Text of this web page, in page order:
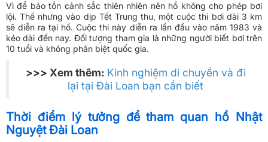
Vì để bảo tồn cảnh sắc thiên nhiên nên hồ không cho phép bơi
lội. Thế nhưng vào dịp Tết Trung thu, một cuộc thi bơi dài 3 km
sẽ diễn ra tại hồ. Cuộc thi này diễn ra lần đầu vào năm 1983 và
kéo dài đến nay. Đối tượng tham gia là những người biết bơi trên
10 tuổi và không phân biệt quốc gia.
>>> Xem thêm: Kinh nghiệm di chuyển và đi
lại tại Đài Loan bạn cần biết
Thời điểm lý tưởng để tham quan hồ Nhật
Nguyệt Đài Loan